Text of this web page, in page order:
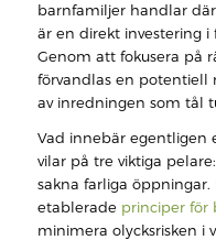
barnfamiljer handlar
är en direkt investering i
Genom att fokusera på
förvandlas en potentiell
av inredningen som tål
Vad innebär egentligen
vilar på tre viktiga
sakna farliga
etablerade principer för
minimera olycksrisken i